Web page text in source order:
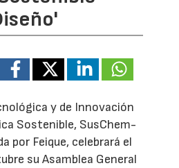
y de Innovación
Sostenible, SusChem-
por Feique, celebrará el
su Asamblea General